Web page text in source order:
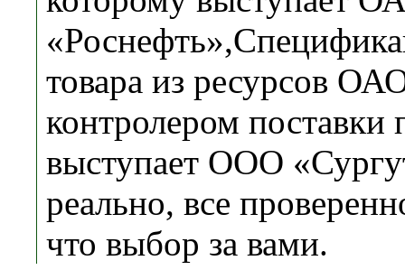
товара из ресурсов
контролером поставки
выступает ООО
реально, все
что выбор за вами.